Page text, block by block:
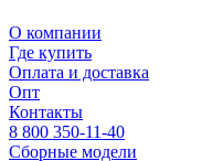
О компании
Где купить
Оплата и доставка
Опт
Контакты
8 800 350-11-40
Сборные модели